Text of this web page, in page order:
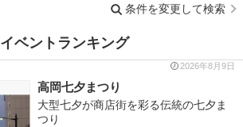
条件を変更して検索
イベントランキング
2026年8月9日
高岡七夕まつり
大型七夕が商店街を彩る伝統の七夕ま
つり